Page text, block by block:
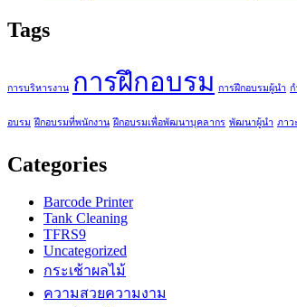
Tags
การบริหารงาน การฝึกอบรม การฝึกอบรมผู้นำ
อบรม ฝึกอบรมที่พนักงาน ฝึกอบรมเพื่อพัฒนาบุคลากร พัฒนาผู้นำ ภาว
Categories
Barcode Printer
Tank Cleaning
TFRS9
Uncategorized
กระเช้าผลไม้
ความสวยความงาม